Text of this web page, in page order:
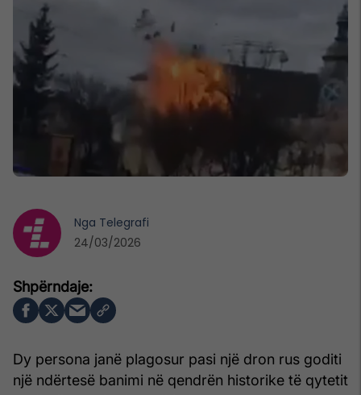
Dy persona janë plagosur pasi një dron rus goditi
një ndërtesë banimi në qendrën historike të qytetit
Nga Telegrafi
24/03/2026